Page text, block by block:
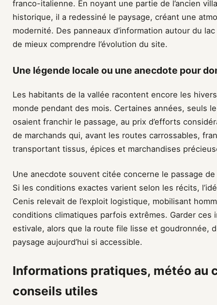
franco-italienne. En noyant une partie de l’ancien
historique, il a redessiné le paysage, créant une
modernité. Des panneaux d’information autour du
de mieux comprendre l’évolution du site.
Une légende locale ou une anecdote pour
Les habitants de la vallée racontent encore les
monde pendant des mois. Certaines années, seuls
osaient franchir le passage, au prix d’efforts
de marchands qui, avant les routes carrossables,
transportant tissus, épices et marchandises
Une anecdote souvent citée concerne le passage de
Si les conditions exactes varient selon les récits,
Cenis relevait de l’exploit logistique, mobilisant
conditions climatiques parfois extrêmes. Garder ces
estivale, alors que la route file lisse et goudronnée,
paysage aujourd’hui si accessible.
Informations pratiques, météo au
conseils utiles